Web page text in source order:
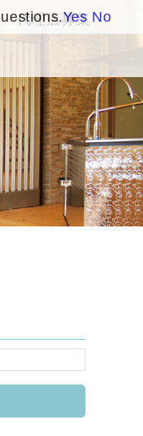
代理店募集
Yes No